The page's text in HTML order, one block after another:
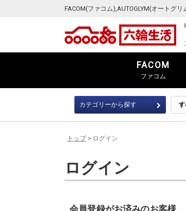
FACOM(ファコム),AUTOGLYM(オートグ
FACOM
ファコム
カテゴリーから探す
トップ> ログイン
ログイン
会員登録がお済みのお客様